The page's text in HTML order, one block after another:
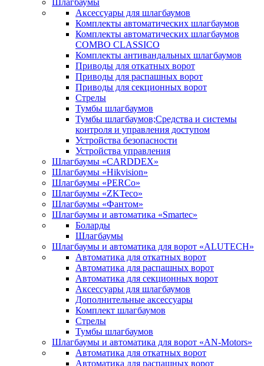
Шлагбаумы
Аксессуары для шлагбаумов
Комплекты автоматических шлагбаумов
Комплекты автоматических шлагбаумов
COMBO CLASSICO
Комплекты антивандальных шлагбаумов
Приводы для откатных ворот
Приводы для распашных ворот
Приводы для секционных ворот
Стрелы
Тумбы шлагбаумов
Тумбы шлагбаумов;Средства и системы
контроля и управления доступом
Устройства безопасности
Устройства управления
Шлагбаумы «CARDDEX»
Шлагбаумы «Hikvision»
Шлагбаумы «PERCo»
Шлагбаумы «ZKTeco»
Шлагбаумы «Фантом»
Шлагбаумы и автоматика «Smartec»
Боларды
Шлагбаумы
Шлагбаумы и автоматика для ворот «ALUTECH»
Автоматика для откатных ворот
Автоматика для распашных ворот
Автоматика для секционных ворот
Аксессуары для шлагбаумов
Дополнительные аксессуары
Комплект шлагбаумов
Стрелы
Тумбы шлагбаумов
Шлагбаумы и автоматика для ворот «AN-Motors»
Автоматика для откатных ворот
Автоматика для распашных ворот